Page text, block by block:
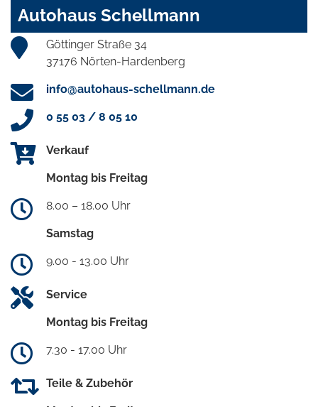
Autohaus Schellmann
Göttinger Straße 34
37176 Nörten-Hardenberg
info@autohaus-schellmann.de
0 55 03 / 8 05 10
Verkauf
Montag bis Freitag
8.00 – 18.00 Uhr
Samstag
9.00 - 13.00 Uhr
Service
Montag bis Freitag
7.30 - 17.00 Uhr
Teile & Zubehör